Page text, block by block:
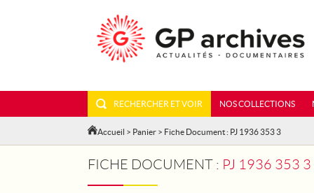
RECHERCHER ET VOIR NOS COLLECTIONS
Accueil > Panier > Fiche Document : PJ 1936 353 3
FICHE DOCUMENT : PJ 1936 353